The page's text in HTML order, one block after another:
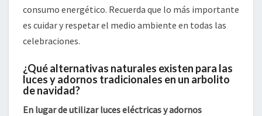
consumo energético. Recuerda que lo más importante
es cuidar y respetar el medio ambiente en todas las
celebraciones.
¿Qué alternativas naturales existen para las
luces y adornos tradicionales en un arbolito
de navidad?
En lugar de utilizar luces eléctricas y adornos